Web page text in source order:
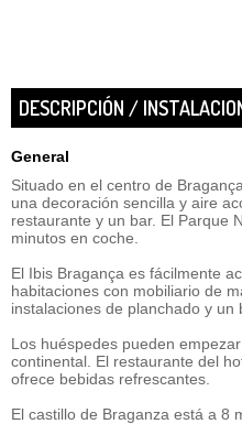
DESCRIPCIÓN /
General
Situado en el centro de
una decoración sencilla y aire
restaurante y un bar. El Parque
minutos en coche.
El Ibis Bragança es fácilmente
habitaciones con mobiliario de
instalaciones de planchado y un
Los huéspedes pueden
continental. El restaurante del
ofrece bebidas refrescantes.
El castillo de Braganza está a 8